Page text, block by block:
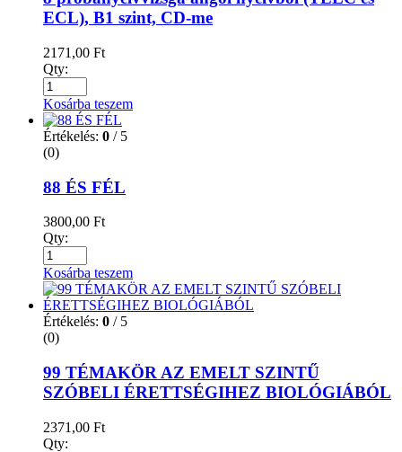
ECL), B1 szint, CD-me
2171,00 Ft
Qty:
Kosárba teszem
Értékelés: 0 / 5
(0)
88 ÉS FÉL
3800,00 Ft
Qty:
Kosárba teszem
Értékelés: 0 / 5
(0)
99 TÉMAKÖR AZ EMELT SZINTŰ
SZÓBELI ÉRETTSÉGIHEZ BIOLÓGIÁBÓL
2371,00 Ft
Qty: